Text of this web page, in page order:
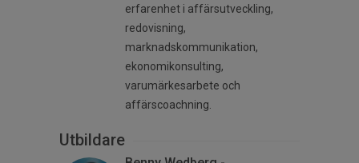
erfarenhet i affärsutveckling,
redovisning,
marknadskommunikation,
ekonomikonsulting,
varumärkesarbete och
affärscoachning.
Utbildare